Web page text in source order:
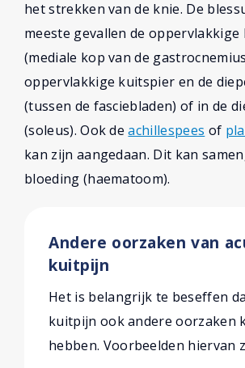
het strekken van de knie. De
meeste gevallen de
(mediale kop van de
oppervlakkige kuitspier en de
(tussen de fasciebladen) of in de
(soleus). Ook deachillespees of
kan zijn aangedaan. Dit kan
bloeding (haematoom).
Andere oorzaken van
kuitpijn
Het is belangrijk te beseffen
kuitpijn ook andere oorzaken
hebben. Voorbeelden hiervan